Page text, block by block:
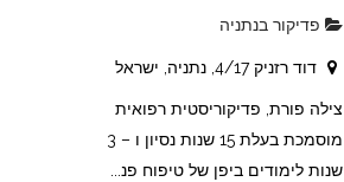
פדיקור בנתניה
דוד רזניק 4/17, נתניה, ישראל
צילה פורת, פדיקוריסטית רפואית
מוסמכת בעלת 15 שנות נסיון ו – 3
שנות לימודים ביפן של טיפוח פנ...